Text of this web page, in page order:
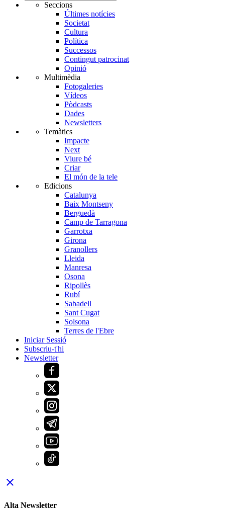
Seccions
Últimes notícies
Societat
Cultura
Política
Successos
Contingut patrocinat
Opinió
Multimèdia
Fotogaleries
Vídeos
Pòdcasts
Dades
Newsletters
Temàtics
Impacte
Next
Viure bé
Criar
El món de la tele
Edicions
Catalunya
Baix Montseny
Berguedà
Camp de Tarragona
Garrotxa
Girona
Granollers
Lleida
Manresa
Osona
Ripollès
Rubí
Sabadell
Sant Cugat
Solsona
Terres de l'Ebre
Iniciar Sessió
Subscriu-t'hi
Newsletter
close
Alta Newsletter